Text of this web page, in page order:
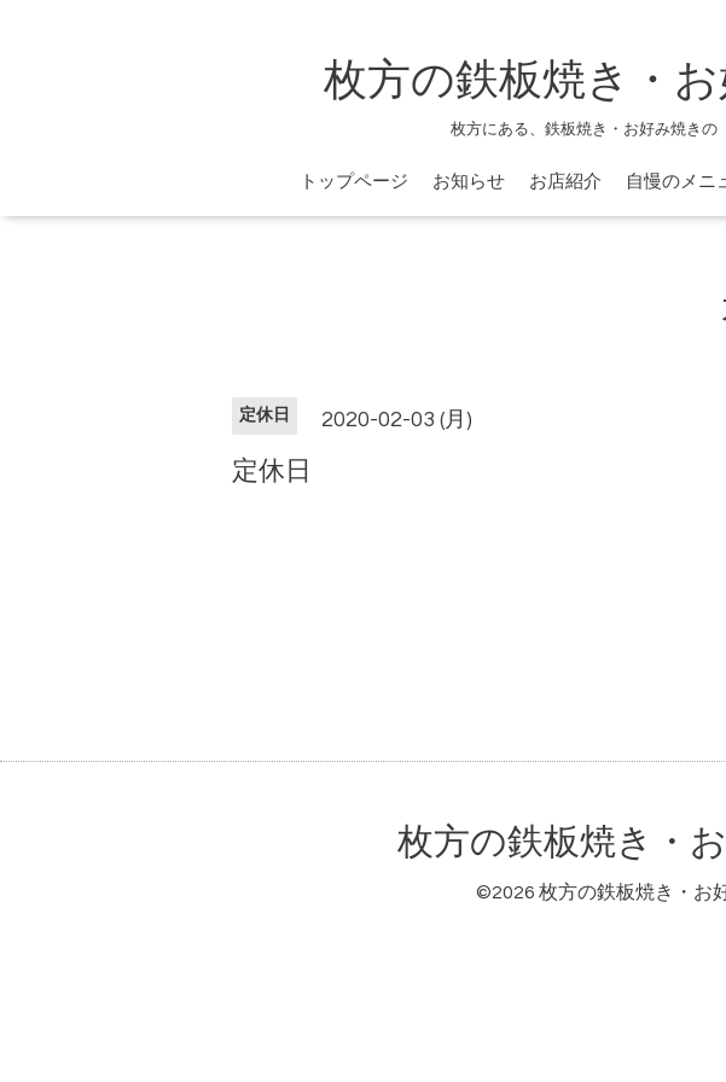
枚方の鉄板焼き・
枚方にある、鉄板焼き・お好み焼きの
トップページ お知らせ お店紹介 自慢のメニ
定休日 2020-02-03 (月)
定休日
枚方の鉄板焼き・
©2026 枚方の鉄板焼き・お